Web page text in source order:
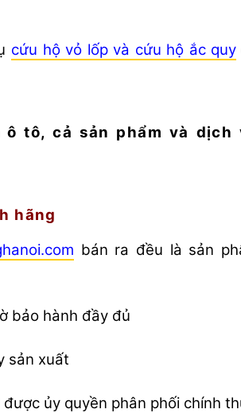
cứu hộ vỏ lốp và cứu hộ ắc quy
tô, cả sản phẩm và dịch
hãng
bán ra đều là sản
bảo hành đầy đủ
sản xuất
ủy quyền phân phối chính